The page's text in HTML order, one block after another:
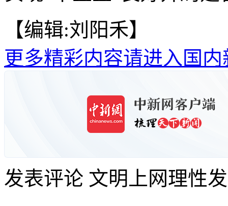
【编辑:刘阳禾】
更多精彩内容请进入国内
发表评论 文明上网理性